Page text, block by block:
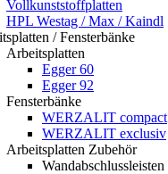
Vollkunststoffplatten
HPL Westag / Max / Kaindl
/ Fensterbänke
Arbeitsplatten
Egger 60
Egger 92
Fensterbänke
WERZALIT compact
WERZALIT exclusiv
Arbeitsplatten Zubehör
Wandabschlussleisten